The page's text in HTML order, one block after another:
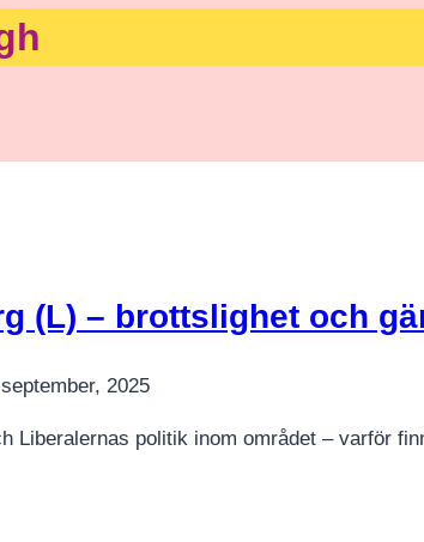
(L) – brottslighet och
2025
Liberalernas politik inom området – varför